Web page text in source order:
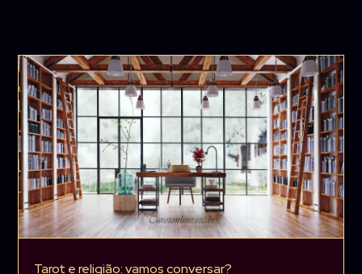
Tarot e religião: vamos conversar?